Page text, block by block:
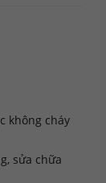
không cháy
sửa chữa